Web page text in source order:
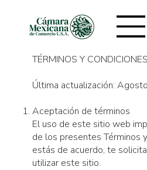
TÉRMINOS Y CONDICIONES
Última actualización:
Aceptación de términos
El uso de este sitio web
de los presentes Términos
estás de acuerdo, te
utilizar este sitio.